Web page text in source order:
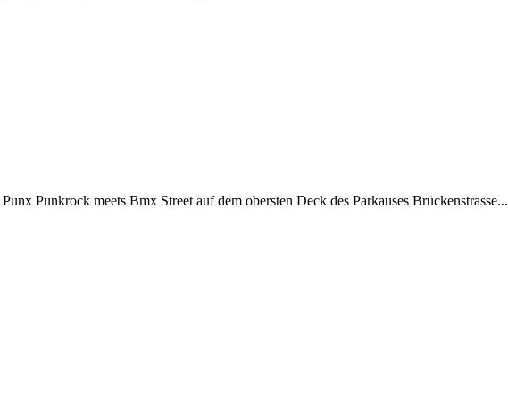
Punkrock meets Bmx Street auf dem obersten Deck des Parkauses Brückenstrasse...